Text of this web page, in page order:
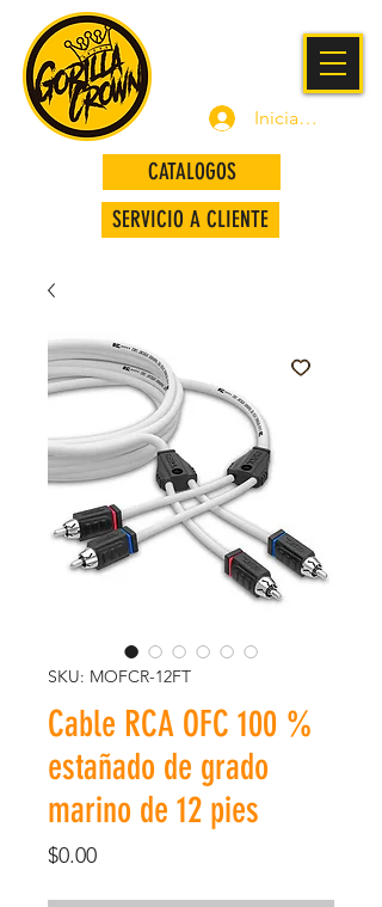
Iniciar sesión
SERVICIO A CLIENTE
CATALOGOS
SKU: MOFCR-12FT
Cable RCA OFC 100 %
estañado de grado
marino de 12 pies
$0.00Precio